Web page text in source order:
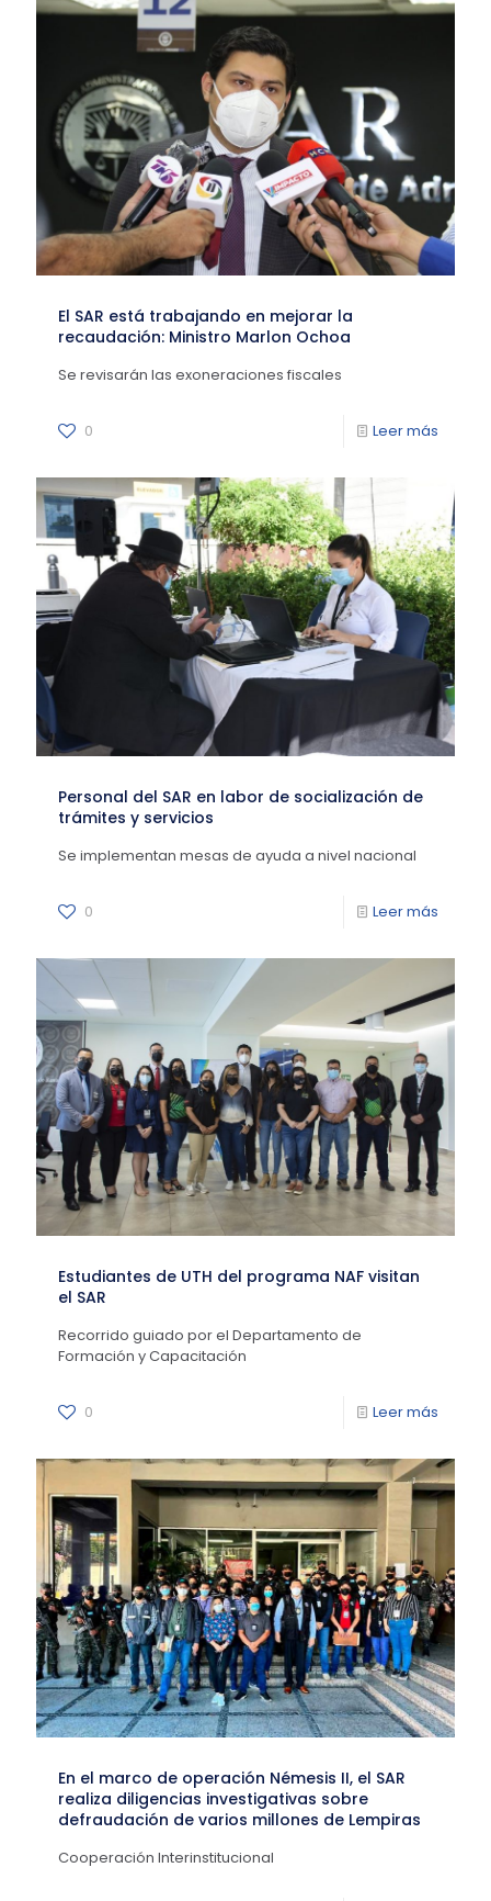
El SAR está trabajando en mejorar la
recaudación: Ministro Marlon Ochoa
Se revisarán las exoneraciones fiscales
0 Leer más
Personal del SAR en labor de socialización de
trámites y servicios
Se implementan mesas de ayuda a nivel nacional
0 Leer más
Estudiantes de UTH del programa NAF visitan
el SAR
Recorrido guiado por el Departamento de
Formación y Capacitación
0 Leer más
En el marco de operación Némesis II, el SAR
realiza diligencias investigativas sobre
defraudación de varios millones de Lempiras
Cooperación Interinstitucional